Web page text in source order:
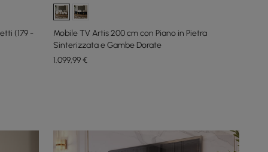
(179 -
Mobile TV Artis 200 cm con Piano in Pietra
Sinterizzata e Gambe Dorate
1.099,99€